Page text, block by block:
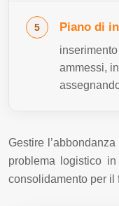
Piano di
ammessi,
Gestire
problema logistico
consolidamento per il